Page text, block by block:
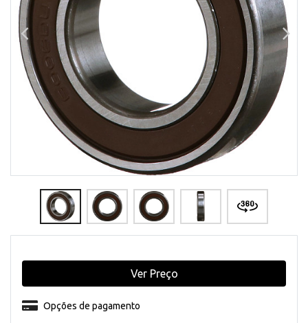
Opções de pagamento
Ver Preço